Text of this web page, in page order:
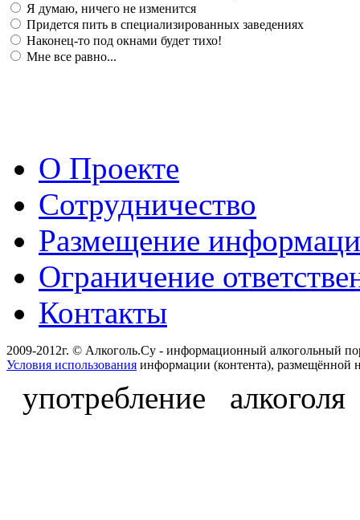
Я думаю, ничего не изменится
Придется пить в специализированных заведениях
Наконец-то под окнами будет тихо!
Мне все равно...
О Проекте
Сотрудничество
Размещение
Ограничение
Контакты
2009-2012г. © Алкоголь.Су - информационный алкогольный
Условия использования информации (контента), размещённой
употребление